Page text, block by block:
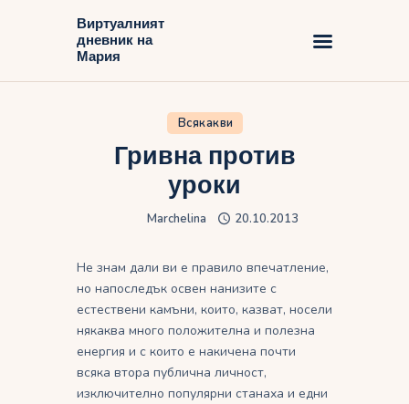
Виртуалният
дневник на
Мария
Виртуалният дневник на Мария
Всякакви
Гривна против
уроки
Marchelina 20.10.2013
Не знам дали ви е правило впечатление,
но напоследък освен нанизите с
естествени камъни, които, казват, носели
някаква много положителна и полезна
енергия и с които е накичена почти
всяка втора публична личност,
изключително популярни станаха и едни